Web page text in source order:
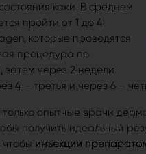
кожи. В среднем
пройти от 1 до 4
которые проводятся
процедура по
через 2 недели
4 – третья и через 6 –
опытные врачи
получить идеальный
чтобы инъекции